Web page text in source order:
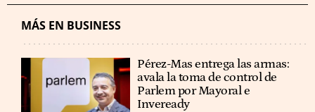
MÁS EN BUSINESS
Pérez-Mas entrega las armas:
avala la toma de control de
Parlem por Mayoral e
Inveready